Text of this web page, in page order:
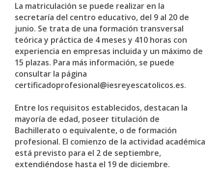
La matriculación se puede realizar en la
secretaría del centro educativo, del 9 al 20 de
junio. Se trata de una formación transversal
teórica y práctica de 4 meses y 410 horas con
experiencia en empresas incluida y un máximo de
15 plazas. Para más información, se puede
consultar la página
certificadoprofesional@iesreyescatolicos.es.
Entre los requisitos establecidos, destacan la
mayoría de edad, poseer titulación de
Bachillerato o equivalente, o de formación
profesional. El comienzo de la actividad académica
está previsto para el 2 de septiembre,
extendiéndose hasta el 19 de diciembre.